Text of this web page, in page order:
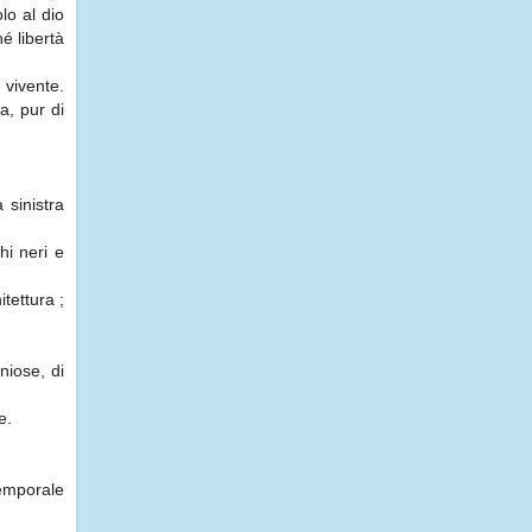
al dio
libertà
pur di
sinistra
neri e
;
di